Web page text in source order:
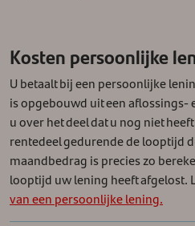
Kosten persoonlijke
U betaalt bij een persoonlijke
is opgebouwd uit een aflossings-
u over het deel dat u nog niet
rentedeel gedurende de looptijd
maandbedrag is precies zo
looptijd uw lening heeft afgelost.
van een persoonlijke lening.